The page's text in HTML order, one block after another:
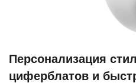
Персонализация
циферблатов и